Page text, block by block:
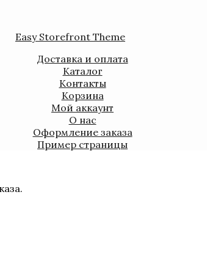
Easy Storefront Theme
Доставка и оплата
Каталог
Контакты
Корзина
Мой аккаунт
О нас
Оформление заказа
Пример страницы